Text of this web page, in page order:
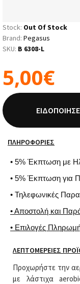
Stock: Out Of Stock
Brand: Pegasus
SKU: B 6308-L
5,00€
ΠΛΗΡΟΦΟΡΊΕΣ
• 5% Έκπτωση με
• 5% Έκπτωση για
• Τηλεφωνικές
• Αποστολή και
• Επιλογές
ΛΕΠΤΟΜΈΡΕΙΕΣ
Προχωρήστε την
με λάστιχα